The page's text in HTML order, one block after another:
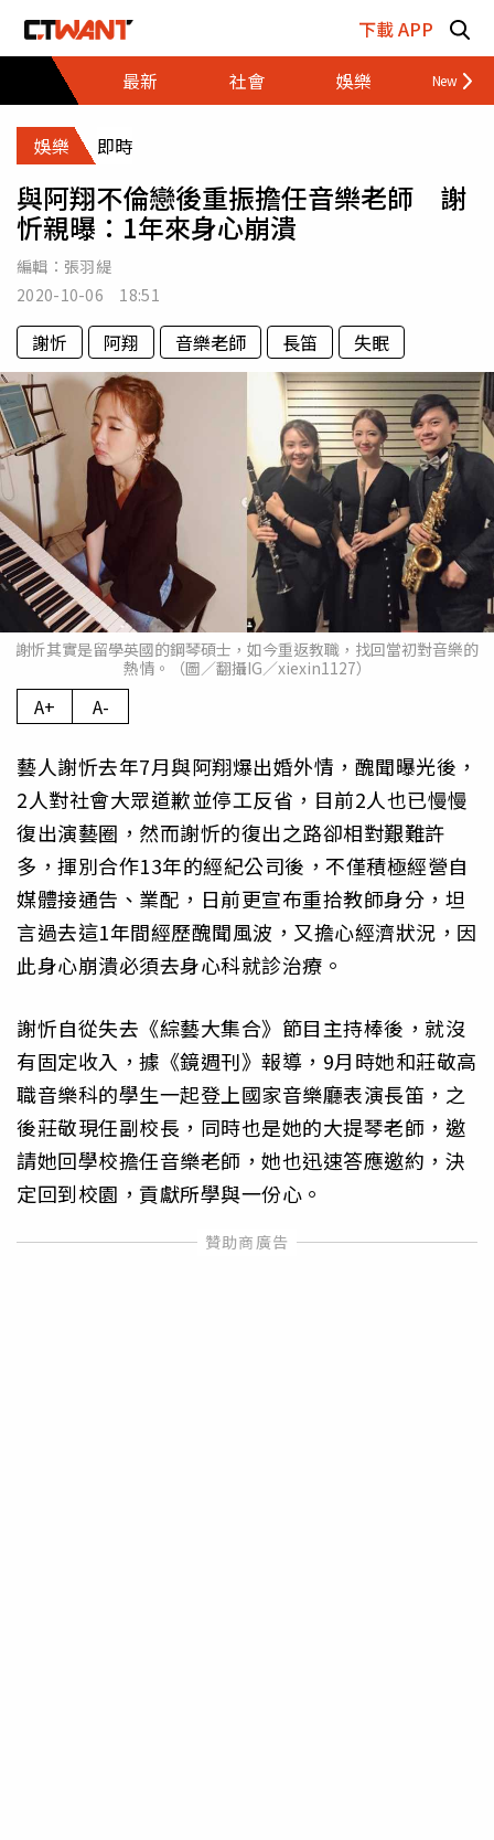
下載 APP
最新
社會 娛樂 財經
娛樂 即時
與阿翔不倫戀後重振擔任音樂老師 謝
忻親曝：1年來身心崩潰
編輯： 張羽緹
2020-10-06 18:51
謝忻 阿翔 音樂老師 長笛 失眠
謝忻其實是留學英國的鋼琴碩士，如今重返教職，找回當初對音樂的
熱情。（圖／翻攝IG／xiexin1127）
A+ A-
藝人謝忻去年7月與阿翔爆出婚外情，醜聞曝光後，
2人對社會大眾道歉並停工反省，目前2人也已慢慢
復出演藝圈，然而謝忻的復出之路卻相對艱難許
多，揮別合作13年的經紀公司後，不僅積極經營自
媒體接通告、業配，日前更宣布重拾教師身分，坦
言過去這1年間經歷醜聞風波，又擔心經濟狀況，因
此身心崩潰必須去身心科就診治療。
謝忻自從失去《綜藝大集合》節目主持棒後，就沒
有固定收入，據《鏡週刊》報導，9月時她和莊敬高
職音樂科的學生一起登上國家音樂廳表演長笛，之
後莊敬現任副校長，同時也是她的大提琴老師，邀
請她回學校擔任音樂老師，她也迅速答應邀約，決
定回到校園，貢獻所學與一份心。